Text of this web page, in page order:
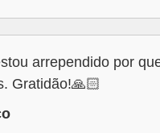
arrependido por
Gratidão!🙏🏻